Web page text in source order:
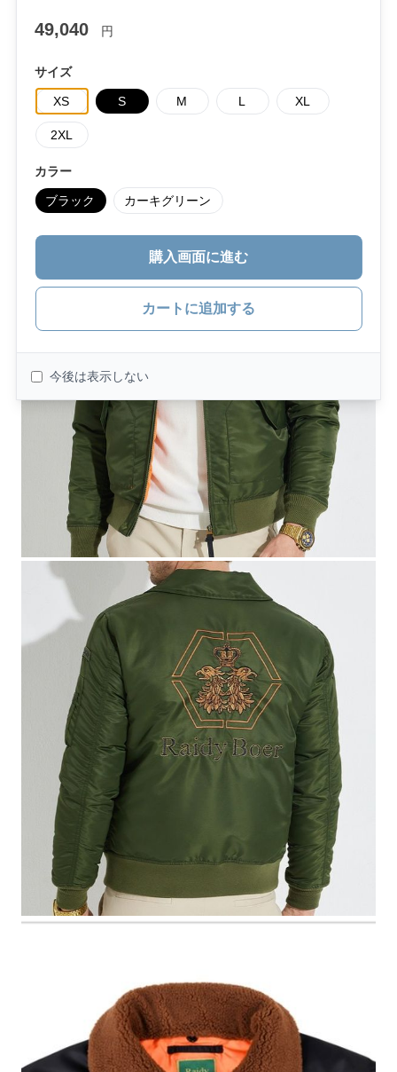
49,040 円
サイズ
XS S M L XL
2XL
カラー
ブラック カーキグリーン
購入画面に進む
カートに追加する
今後は表示しない